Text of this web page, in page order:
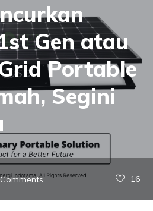
Gen atau
Portable
Segini
16